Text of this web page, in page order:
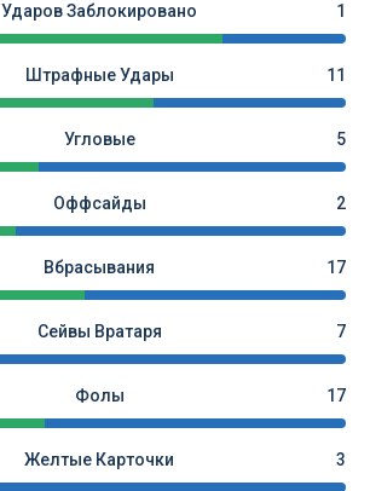
Ударов Заблокировано 1
Штрафные Удары 11
Угловые 5
Оффсайды 2
Вбрасывания 17
Сейвы Вратаря 7
Фолы 17
Желтые Карточки 3